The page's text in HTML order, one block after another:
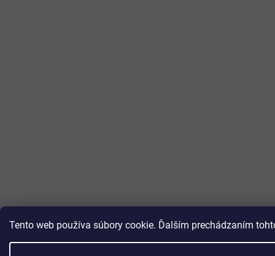
Tento web používa súbory cookie. Ďalším prechádzaním